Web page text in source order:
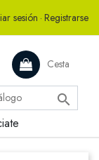
sesión · Registrarse
Cesta
